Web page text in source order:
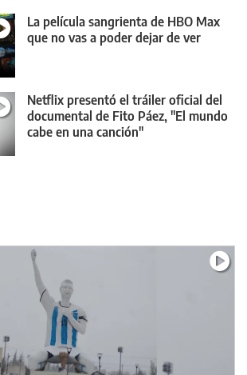
La película sangrienta de HBO Max
que no vas a poder dejar de ver
Netflix presentó el tráiler oficial del
documental de Fito Páez, "El mundo
cabe en una canción"